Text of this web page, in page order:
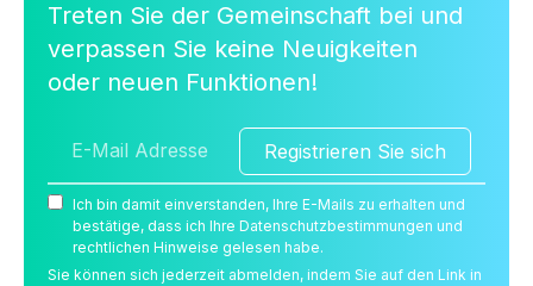
Treten Sie der Gemeinschaft bei und
verpassen Sie keine Neuigkeiten
oder neuen Funktionen!
Registrieren Sie sich
Ich bin damit einverstanden, Ihre E-Mails zu erhalten und
bestätige, dass ich Ihre Datenschutzbestimmungen und
rechtlichen Hinweise gelesen habe.
Sie können sich jederzeit abmelden, indem Sie auf den Link in